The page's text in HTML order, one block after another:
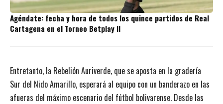
Agéndate: fecha y hora de todos los quince partidos de Real
Cartagena en el Torneo Betplay II
Entretanto, la Rebelión Auriverde, que se aposta en la gradería
Sur del Nido Amarillo, esperará al equipo con un banderazo en las
afueras del máximo escenario del fútbol bolivarense. Desde las